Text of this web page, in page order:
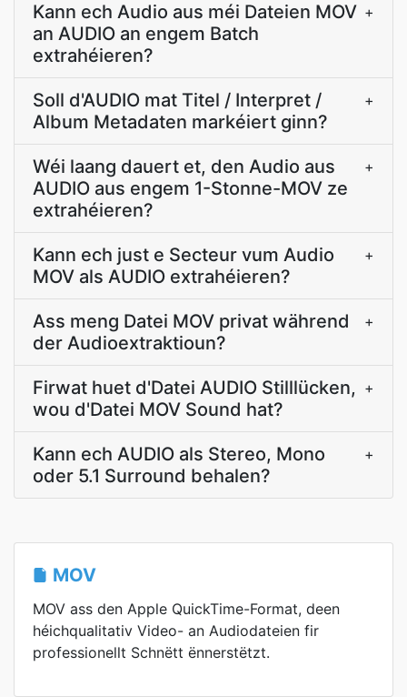
Kann ech Audio aus méi Dateien MOV
an AUDIO an engem Batch
extrahéieren?
+
Soll d'AUDIO mat Titel / Interpret /
Album Metadaten markéiert ginn?
+
Wéi laang dauert et, den Audio aus
AUDIO aus engem 1-Stonne-MOV ze
extrahéieren?
+
Kann ech just e Secteur vum Audio
MOV als AUDIO extrahéieren?
+
Ass meng Datei MOV privat während
der Audioextraktioun?
+
Firwat huet d'Datei AUDIO Stilllücken,
wou d'Datei MOV Sound hat?
+
Kann ech AUDIO als Stereo, Mono
oder 5.1 Surround behalen?
+
MOV
MOV ass den Apple QuickTime-Format, deen
héichqualitativ Video- an Audiodateien fir
professionellt Schnëtt ënnerstëtzt.